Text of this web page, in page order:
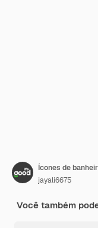
jayali6675
Você também